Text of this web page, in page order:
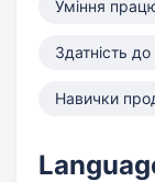
Уміння
Здатність
Навички